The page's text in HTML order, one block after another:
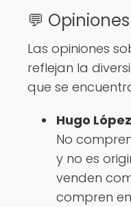
💬
Las opiniones
reflejan la
que se
Hugo López
No
y no es
venden
compren